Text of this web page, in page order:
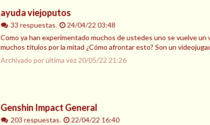
ayuda viejoputos
33 respuestas.
24/04/22 03:48
Como ya han experimentado muchos de ustedes uno se vuelve
muchos títulos por la mitad ¿Cómo afrontar esto? Son un
Archivado por última vez20/05/22 21:26
Genshin Impact General
203 respuestas.
22/04/22 16:40